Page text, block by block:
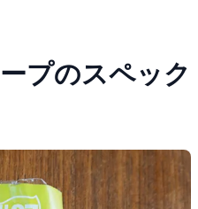
プのスペック